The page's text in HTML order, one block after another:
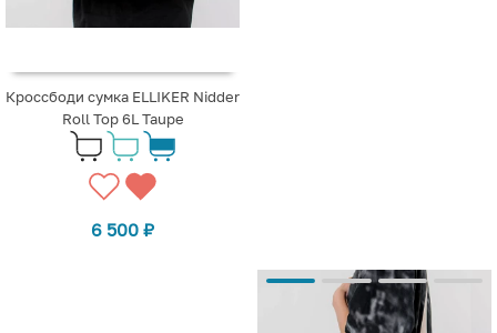
Кроссбоди сумка ELLIKER Nidder
Roll Top 6L Taupe
6 500 ₽